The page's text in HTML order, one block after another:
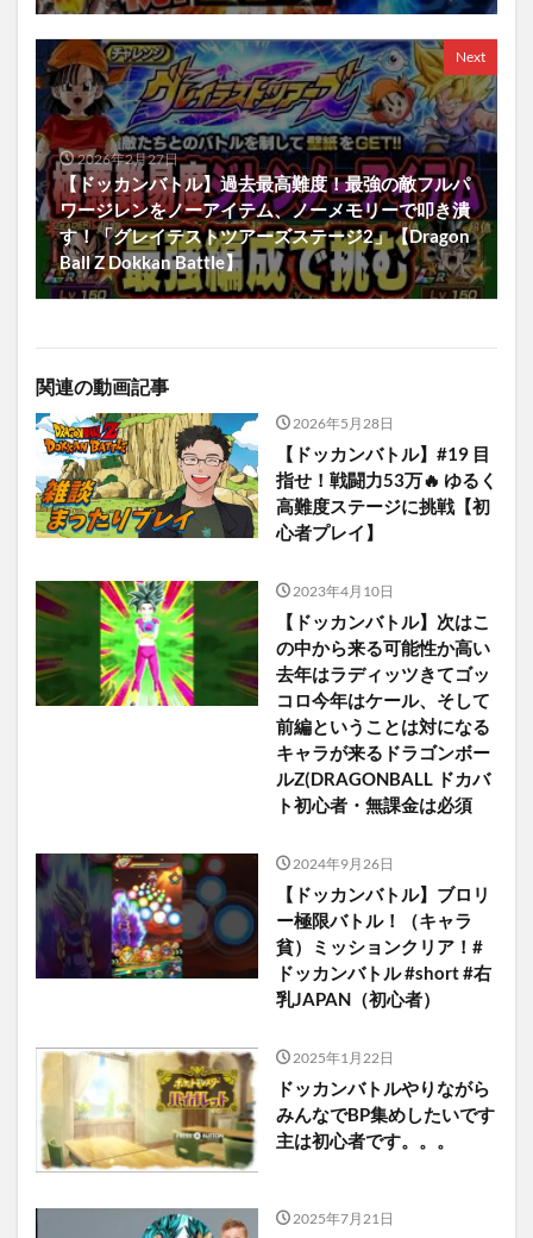
Next
2026年2月27日
【ドッカンバトル】過去最高難度！最強の敵フルパ
ワージレンをノーアイテム、ノーメモリーで叩き潰
す！「グレイテストツアーズステージ2」【Dragon
Ball Z Dokkan Battle】
関連の動画記事
2026年5月28日
【ドッカンバトル】#19 目
指せ！戦闘力53万🔥 ゆるく
高難度ステージに挑戦【初
心者プレイ】
2023年4月10日
【ドッカンバトル】次はこ
の中から来る可能性か高い
去年はラディッツきてゴッ
コロ今年はケール、そして
前編ということは対になる
キャラが来るドラゴンボー
ルZ(DRAGONBALL ドカバ
ト初心者・無課金は必須
2024年9月26日
【ドッカンバトル】ブロリ
ー極限バトル！（キャラ
貧）ミッションクリア！#
ドッカンバトル #short #右
乳JAPAN（初心者）
2025年1月22日
ドッカンバトルやりながら
みんなでBP集めしたいです
主は初心者です。。。
2025年7月21日